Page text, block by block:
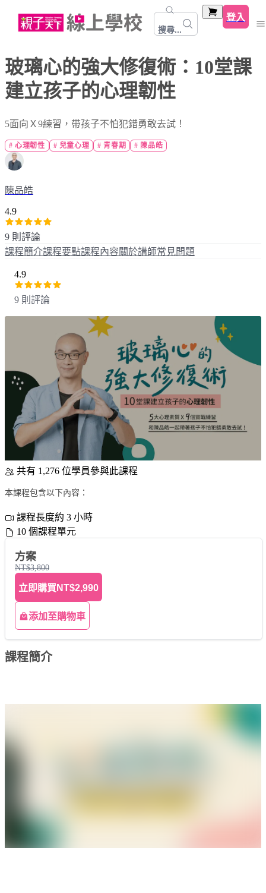
搜尋...
登入
玻璃心的強大修復術：10堂課
建立孩子的心理韌性
5面向Ｘ9練習，帶孩子不怕犯錯勇敢去試！
#心理韌性 # 兒童心理 #青春期 # 陳品皓
陳品皓
4.9
9 則評論
課程簡介課程要點課程內容關於講師常見問題
4.9
9 則評論
共有 1,276 位學員參與此課程
本課程包含以下內容：
課程長度約 3 小時
10 個課程單元
方案
NT$3,800
立即購買 NT$2,990
添加至購物車
課程簡介